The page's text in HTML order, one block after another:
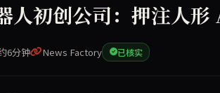
人初创公司：押注人形
6分钟 News Factory 已核实